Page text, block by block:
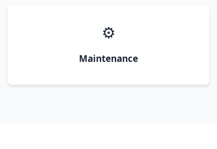
⚙️
Maintenance